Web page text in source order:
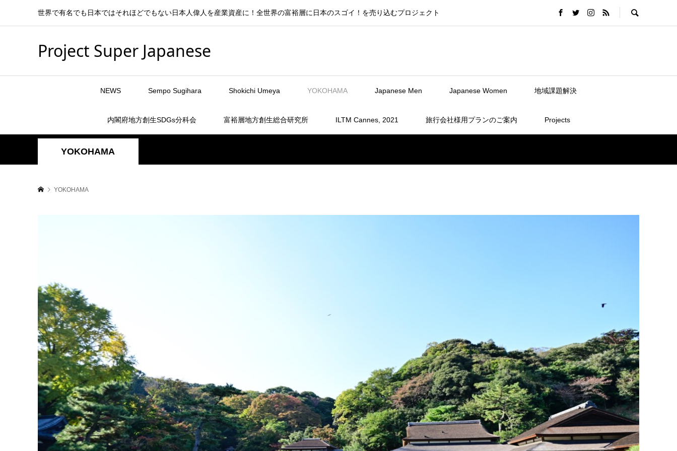
世界で有名でも日本ではそれほどでもない日本人偉人を産業資産に！全世界の富裕層に日本のスゴイ！を売り込むプロジェクト
Project Super Japanese
NEWS Sempo Sugihara Shokichi Umeya YOKOHAMA Japanese Men Japanese Women 地域課題解決
内閣府地方創生SDGs分科会 富裕層地方創生総合研究所 ILTM Cannes, 2021 旅行会社様用プランのご案内 Projects
YOKOHAMA
YOKOHAMA